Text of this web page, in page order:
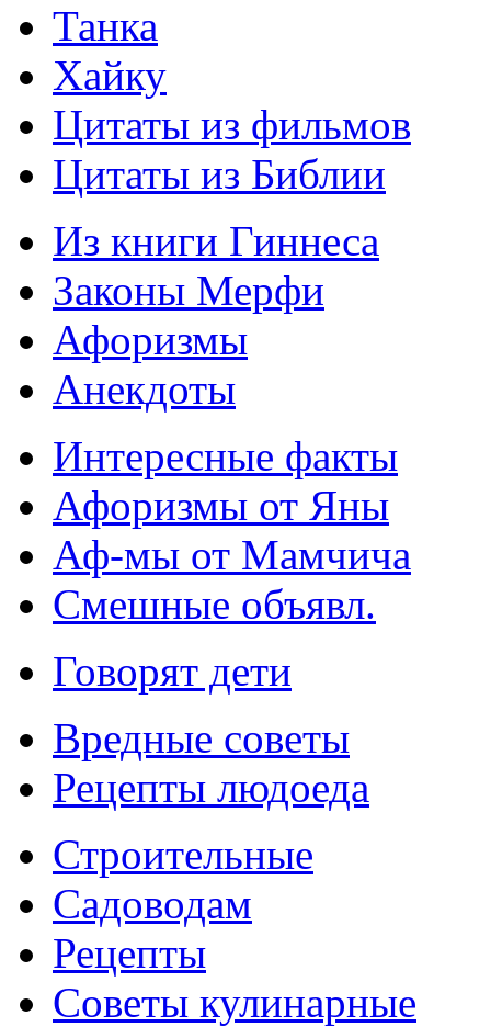
Танка
Хайку
Цитаты из фильмов
Цитаты из Библии
Из книги Гиннеса
Законы Мерфи
Афоризмы
Анекдоты
Интересные факты
Афоризмы от Яны
Аф-мы от Мамчича
Смешные объявл.
Говорят дети
Вредные советы
Рецепты людоеда
Строительные
Садоводам
Рецепты
Советы кулинарные